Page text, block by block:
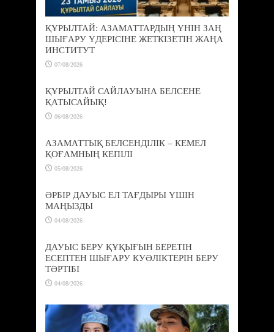
ҚҰРЫЛТАЙ: АЗАМАТТАРДЫҢ ҮНІН ЗАҢ
ШЫҒАРУ ҮДЕРІСІНЕ ЖЕТКІЗЕТІН ЖАҢА
ИНСТИТУТ
07/08/2026
ҚҰРЫЛТАЙ САЙЛАУЫНА БЕЛСЕНЕ
ҚАТЫСАЙЫҚ!
06/08/2026
АЗАМАТТЫҚ БЕЛСЕНДІЛІК – КЕМЕЛ
ҚОҒАМНЫҢ КЕПІЛІ
05/08/2026
ӘРБІР ДАУЫС ЕЛ ТАҒДЫРЫ ҮШІН
МАҢЫЗДЫ
04/08/2026
ДАУЫС БЕРУ ҚҰҚЫҒЫН БЕРЕТІН
ЕСЕПТЕН ШЫҒАРУ КУӘЛІКТЕРІН БЕРУ
ТӘРТІБІ
04/08/2026